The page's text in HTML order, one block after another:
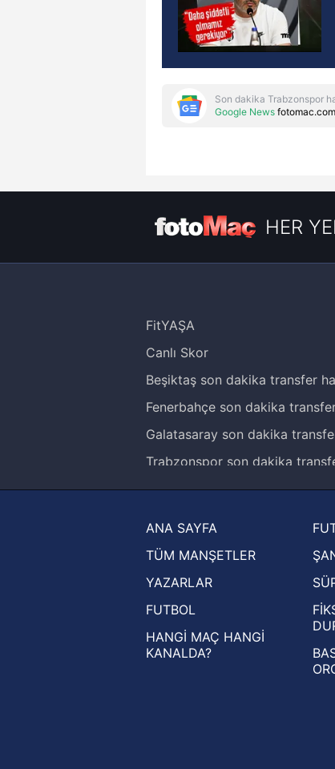
Son dakika Trabzonspor
Google News
HER
FitYAŞA
Canlı Skor
Beşiktaş son dakika transfer
Fenerbahçe son dakika
Galatasaray son dakika
Trabzonspor son dakika
Ziraat Türkiye Kupası haberleri
UEFA Şampiyonlar Ligi
UEFA Avrupa Ligi haberleri
UEFA Konferans Ligi haberleri
ANA SAYFA
TÜM MANŞETLER
YAZARLAR
FUTBOL
HANGİ MAÇ HANGİ
KANALDA?